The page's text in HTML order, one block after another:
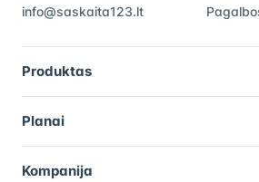
info@saskaita123.lt
Produktas
Planai
Kompanija